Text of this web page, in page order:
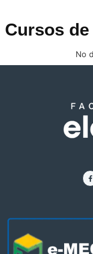
Cursos
No